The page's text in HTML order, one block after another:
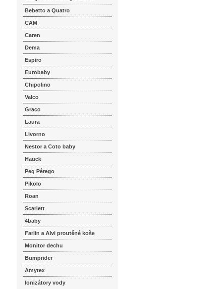
Bebetto a Quatro
CAM
Caren
Dema
Espiro
Eurobaby
Chipolino
Valco
Graco
Laura
Livorno
Nestor a Coto baby
Hauck
Peg Pérego
Pikolo
Roan
Scarlett
4baby
Farlin a Alvi proutěné koše
Monitor dechu
Bumprider
Amytex
Ionizátory vody